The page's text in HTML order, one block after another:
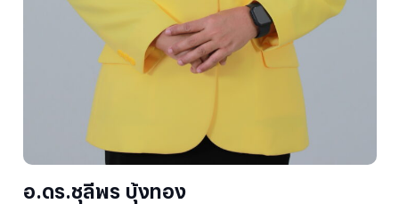
อ.ดร.ชุลีพร บุ้งทอง